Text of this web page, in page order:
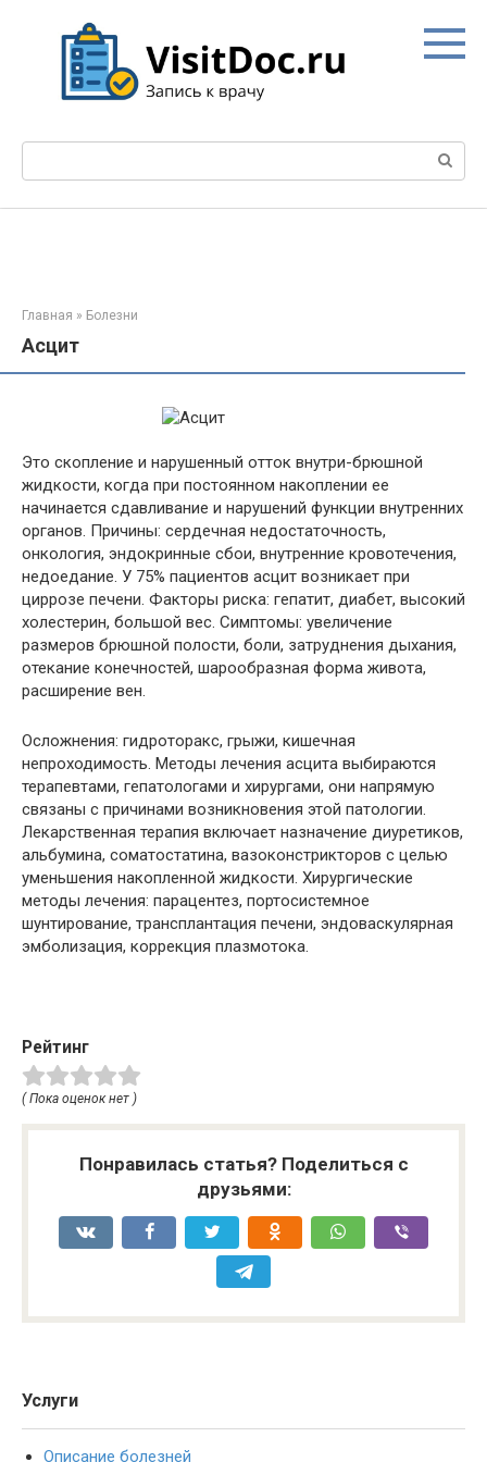
Поиск:
Главная » Болезни
Асцит
Это скопление и нарушенный отток внутри-брюшной
жидкости, когда при постоянном накоплении ее
начинается сдавливание и нарушений функции внутренних
органов. Причины: сердечная недостаточность,
онкология, эндокринные сбои, внутренние кровотечения,
недоедание. У 75% пациентов асцит возникает при
циррозе печени. Факторы риска: гепатит, диабет, высокий
холестерин, большой вес. Симптомы: увеличение
размеров брюшной полости, боли, затруднения дыхания,
отекание конечностей, шарообразная форма живота,
расширение вен.
Осложнения: гидроторакс, грыжи, кишечная
непроходимость. Методы лечения асцита выбираются
терапевтами, гепатологами и хирургами, они напрямую
связаны с причинами возникновения этой патологии.
Лекарственная терапия включает назначение диуретиков,
альбумина, соматостатина, вазоконстрикторов с целью
уменьшения накопленной жидкости. Хирургические
методы лечения: парацентез, портосистемное
шунтирование, трансплантация печени, эндоваскулярная
эмболизация, коррекция плазмотока.
Рейтинг
( Пока оценок нет )
Понравилась статья? Поделиться с
друзьями:
Услуги
Описание болезней